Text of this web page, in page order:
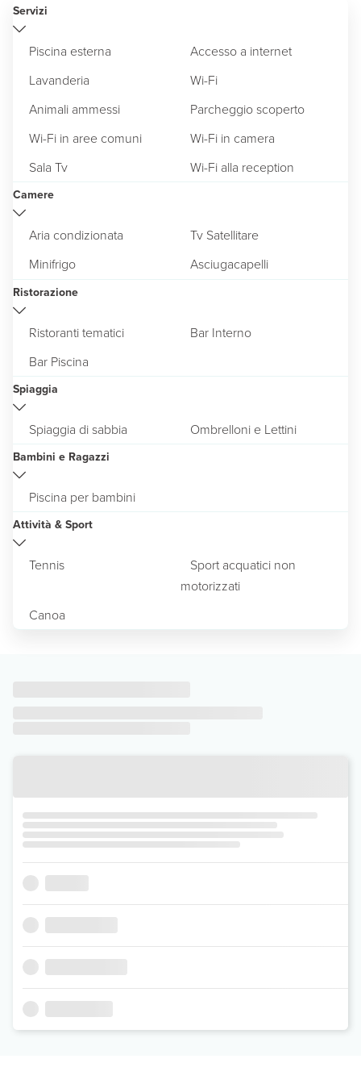
Servizi
Piscina esterna
Accesso a internet
Lavanderia
Wi-Fi
Animali ammessi
Parcheggio scoperto
Wi-Fi in aree comuni
Wi-Fi in camera
Sala Tv
Wi-Fi alla reception
Camere
Aria condizionata
Tv Satellitare
Minifrigo
Asciugacapelli
Ristorazione
Ristoranti tematici
Bar Interno
Bar Piscina
Spiaggia
Spiaggia di sabbia Ombrelloni e Lettini
Bambini e Ragazzi
Piscina per bambini
Attività & Sport
Tennis
Sport acquatici non
motorizzati
Canoa